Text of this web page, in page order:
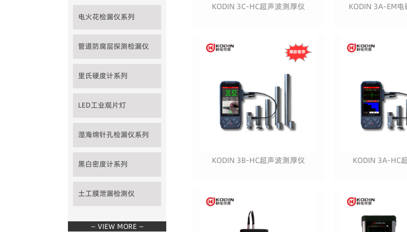
电火花检漏仪系列
管道防腐层探测检漏仪
里氏硬度计系列
LED工业观片灯
湿海绵针孔检漏仪系列
黑白密度计系列
土工膜泄漏检测仪
— VIEW MORE —
KODIN 3C-HC超声波测厚仪 KODIN 3A-EM
KODIN 3B-HC超声波测厚仪 KODIN 3A-HC